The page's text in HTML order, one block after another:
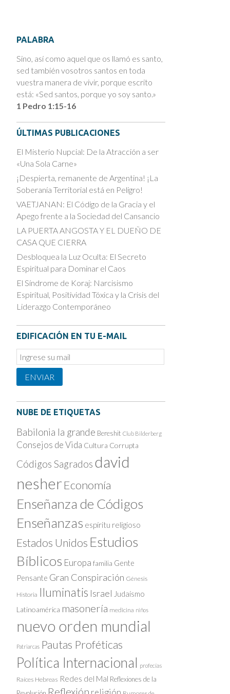
PALABRA
Sino, así como aquel que os llamó es santo,
sed también vosotros santos en toda
vuestra manera de vivir, porque escrito
está: «Sed santos, porque yo soy santo.»
1 Pedro 1:15-16
ÚLTIMAS PUBLICACIONES
El Misterio Nupcial: De la Atracción a ser
«Una Sola Carne»
¡Despierta, remanente de Argentina! ¡La
Soberanía Territorial está en Peligro!
VAETJANAN: El Código de la Gracia y el
Apego frente a la Sociedad del Cansancio
LA PUERTA ANGOSTA Y EL DUEÑO DE
CASA QUE CIERRA
Desbloquea la Luz Oculta: El Secreto
Espiritual para Dominar el Caos
El Síndrome de Koraj: Narcisismo
Espiritual, Positividad Tóxica y la Crisis del
Liderazgo Contemporáneo
EDIFICACIÓN EN TU E-MAIL
Email
Subscription
ENVIAR
NUBE DE ETIQUETAS
Babilonia la grande Bereshit Club Bilderberg
Consejos de Vida Cultura Corrupta
Códigos Sagrados david
nesher Economía
Enseñanza de Códigos
Enseñanzas espíritu religioso
Estados Unidos Estudios
Bíblicos Europa familia Gente
Pensante Gran Conspiración Génesis
Historia Iluminatis Israel Judaísmo
Latinoamérica masonería medicina niños
nuevo orden mundial
Patriarcas Pautas Proféticas
Política Internacional profecías
Raíces Hebreas Redes del Mal Reflexiones de la